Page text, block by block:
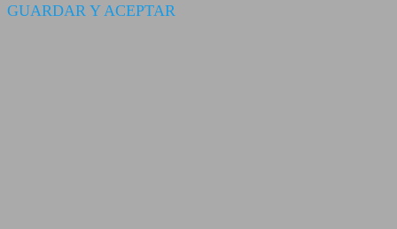
GUARDAR Y ACEPTAR